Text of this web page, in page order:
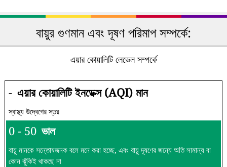
বায়ুর গুণমান এবং দূষণ পরিমাপ সম্পর্কে:
এয়ার কোয়ালিটি লেভেল সম্পর্কে
- এয়ার কোয়ালিটি ইনডেক্স (AQI) মান
স্বাস্থ্য উদ্বেগের স্তর
0 - 50 ভাল
বায়ু মানকে সন্তোষজনক বলে মনে করা হচ্ছে, এবং বায়ু দূষণের জন্যে অতি সামান্য বা
কোন ঝুঁকিই থাকছে না